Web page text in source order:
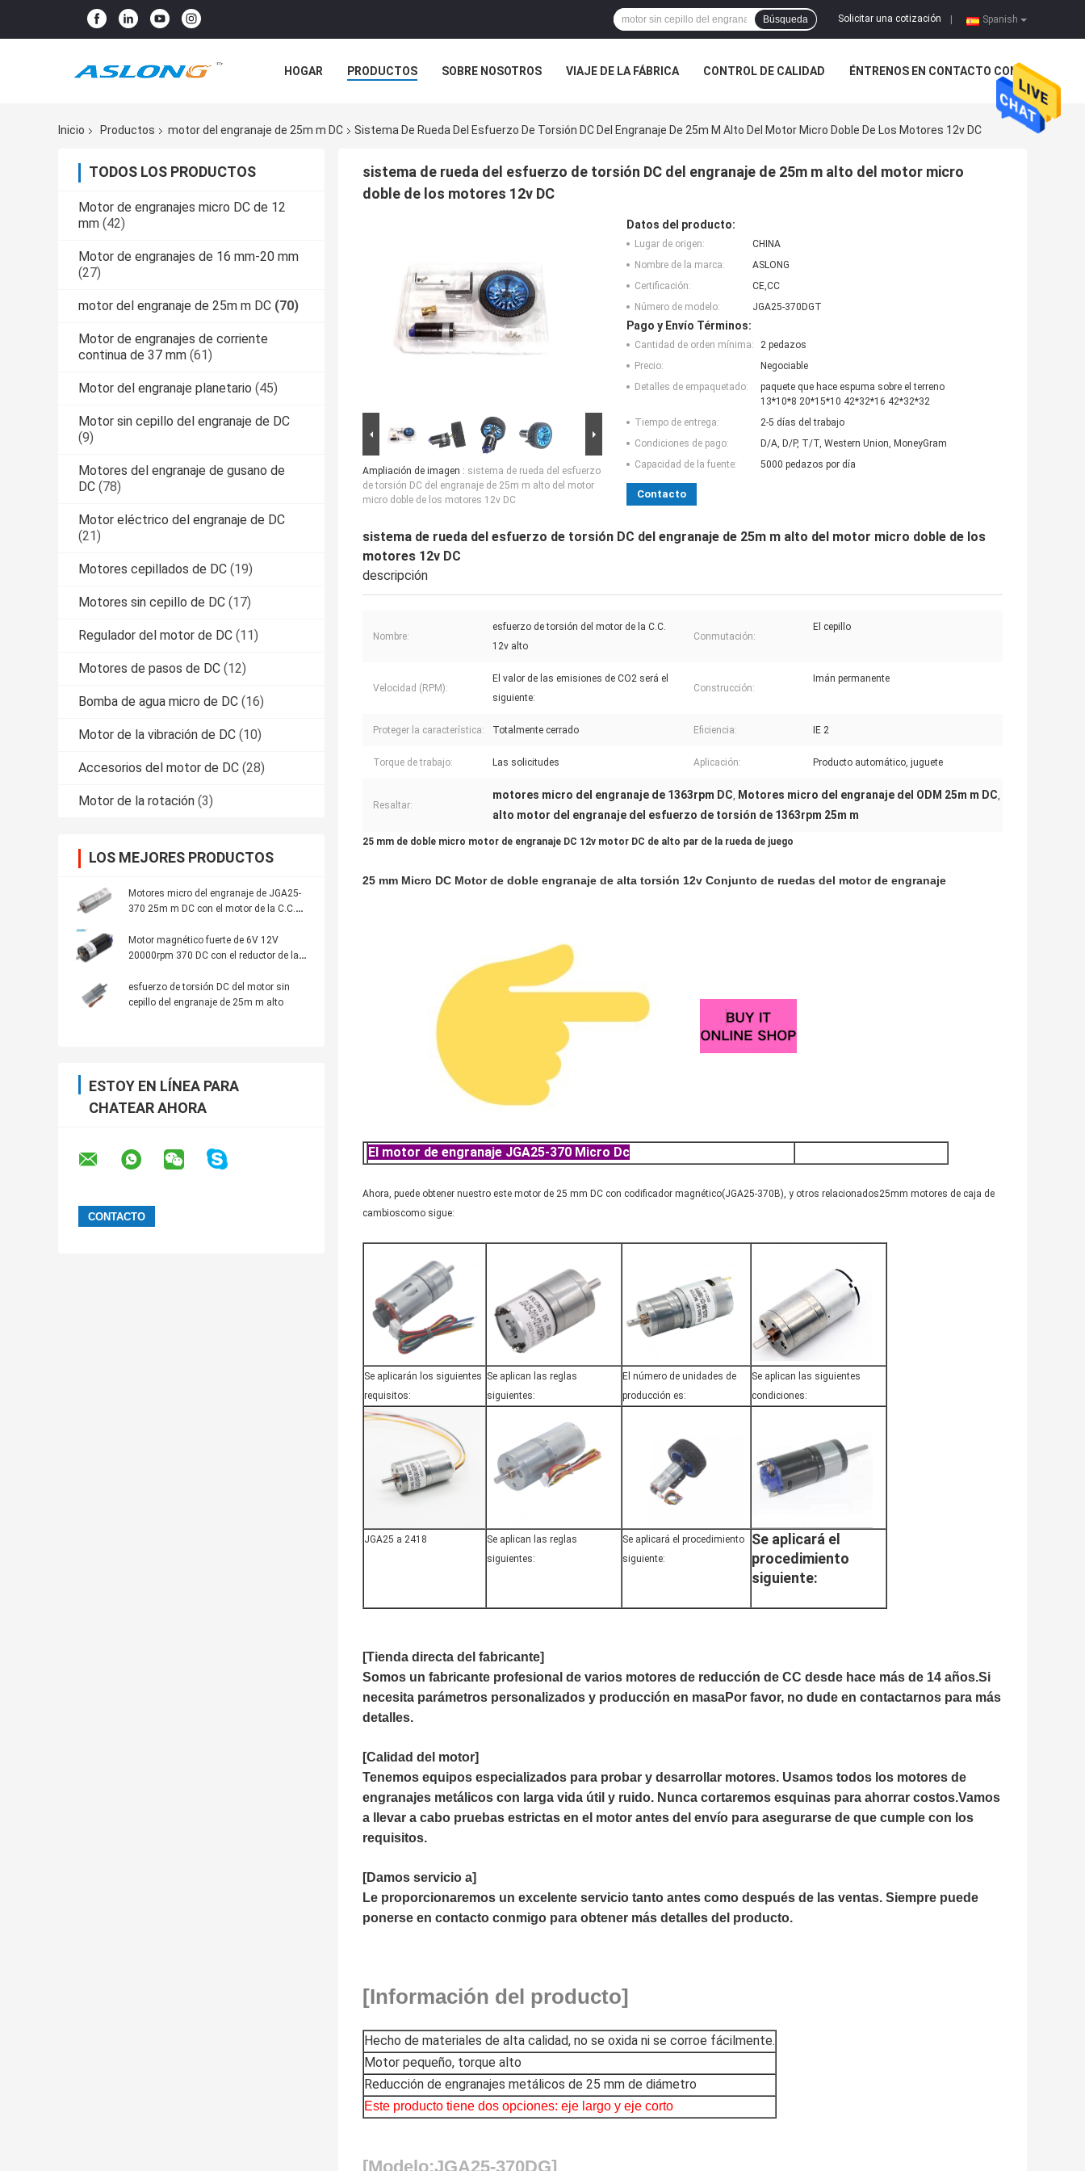
Spanish
Solicitar una cotización
Búsqueda
HOGAR PRODUCTOS SOBRE NOSOTROS VIAJE DE LA FÁBRICA CONTROL DE CALIDAD ÉNTRENOS EN CONTACTO CON
Inicio
Productos motor del engranaje de 25m m DC Sistema De Rueda Del Esfuerzo De Torsión DC Del Engranaje De 25m M Alto Del Motor Micro Doble De Los Motores 12v DC
TODOS LOS PRODUCTOS
Motor de engranajes micro DC de 12
mm (42)
Motor de engranajes de 16 mm-20 mm
(27)
motor del engranaje de 25m m DC (70)
Motor de engranajes de corriente
continua de 37 mm (61)
Motor del engranaje planetario (45)
Motor sin cepillo del engranaje de DC
(9)
Motores del engranaje de gusano de
DC (78)
Motor eléctrico del engranaje de DC
(21)
Motores cepillados de DC (19)
Motores sin cepillo de DC (17)
Regulador del motor de DC (11)
Motores de pasos de DC (12)
Bomba de agua micro de DC (16)
Motor de la vibración de DC (10)
Accesorios del motor de DC (28)
Motor de la rotación (3)
LOS MEJORES PRODUCTOS
Motores micro del engranaje de JGA25-
370 25m m DC con el motor de la C.C.
Motor magnético fuerte de 6V 12V
20000rpm 370 DC con el reductor de la
Dia25mm
esfuerzo de torsión DC del motor sin
cepillo del engranaje de 25m m alto
ESTOY EN LÍNEA PARA
CHATEAR AHORA
sistema de rueda del esfuerzo de torsión DC del engranaje de 25m m alto del motor micro
doble de los motores 12v DC
Ampliación de imagen : sistema de rueda del esfuerzo
de torsión DC del engranaje de 25m m alto del motor
micro doble de los motores 12v DC
Datos del producto:
Lugar de origen:
CHINA
Nombre de la marca:
ASLONG
Certificación:
CE,CC
Número de modelo:
JGA25-370DGT
Pago y Envío Términos:
Cantidad de orden mínima:
2 pedazos
Precio:
Negociable
Detalles de empaquetado:
paquete que hace espuma sobre el terreno
13*10*8 20*15*10 42*32*16 42*32*32
Tiempo de entrega:
2-5 días del trabajo
Condiciones de pago:
D/A, D/P, T/T, Western Union, MoneyGram
Capacidad de la fuente:
5000 pedazos por día
Contacto
sistema de rueda del esfuerzo de torsión DC del engranaje de 25m m alto del motor micro doble de los
motores 12v DC
descripción
Nombre:
esfuerzo de torsión del motor de la C.C.
12v alto
Conmutación:
El cepillo
Velocidad (RPM):
El valor de las emisiones de CO2 será el
siguiente:
Construcción:
Imán permanente
Proteger la característica: Totalmente cerrado Eficiencia: IE 2
Torque de trabajo: Las solicitudes Aplicación: Producto automático, juguete
Resaltar:
motores micro del engranaje de 1363rpm DC, Motores micro del engranaje del ODM 25m m DC,
alto motor del engranaje del esfuerzo de torsión de 1363rpm 25m m
25 mm de doble micro motor de engranaje DC 12v motor DC de alto par de la rueda de juego
25 mm Micro DC Motor de doble engranaje de alta torsión 12v Conjunto de ruedas del motor de engranaje
El motor de engranaje JGA25-370 Micro Dc
Ahora, puede obtener nuestro este motor de 25 mm DC con codificador magnético(JGA25-370B), y otros relacionados25mm motores de caja de
cambioscomo sigue:
Se aplicarán los siguientes
requisitos:
Se aplican las reglas
siguientes:
El número de unidades de
producción es:
Se aplican las siguientes
condiciones:
JGA25 a 2418
Se aplican las reglas
siguientes:
Se aplicará el procedimiento
siguiente:
Se aplicará el
procedimiento
siguiente:
[Tienda directa del fabricante]
Somos un fabricante profesional de varios motores de reducción de CC desde hace más de 14 años.Si
necesita parámetros personalizados y producción en masaPor favor, no dude en contactarnos para más
detalles.
[Calidad del motor]
Tenemos equipos especializados para probar y desarrollar motores. Usamos todos los motores de
engranajes metálicos con larga vida útil y ruido. Nunca cortaremos esquinas para ahorrar costos.Vamos
a llevar a cabo pruebas estrictas en el motor antes del envío para asegurarse de que cumple con los
requisitos.
[Damos servicio a]
Le proporcionaremos un excelente servicio tanto antes como después de las ventas. Siempre puede
ponerse en contacto conmigo para obtener más detalles del producto.
[Información del producto]
Hecho de materiales de alta calidad, no se oxida ni se corroe fácilmente.
Motor pequeño, torque alto
Reducción de engranajes metálicos de 25 mm de diámetro
Este producto tiene dos opciones: eje largo y eje corto
[Modelo:JGA25-370DG]